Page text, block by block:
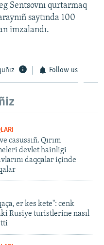
Sentsovnı qurtarmaq
saytında 100
imzalandı.
Follow us
casussıñ. Qırım
devlet hainligi
daqqalar içinde
er kes kete": cenk
Rusiye turistlerine nasıl